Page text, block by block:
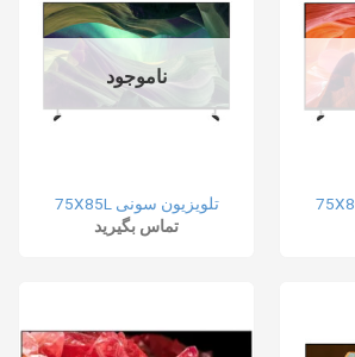
ناموجود
تلویزیون سونی 75X85L
تماس بگیرید